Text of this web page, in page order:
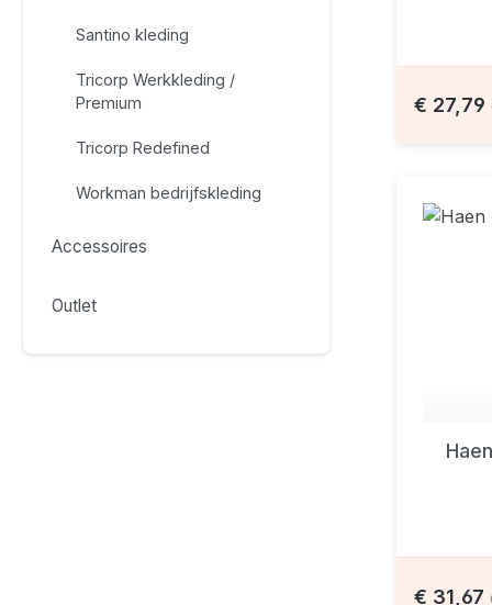
Santino kleding
Tricorp Werkkleding /
Premium
Tricorp Redefined
Workman bedrijfskleding
Accessoires
Outlet
€ 27,79
€ 31,67